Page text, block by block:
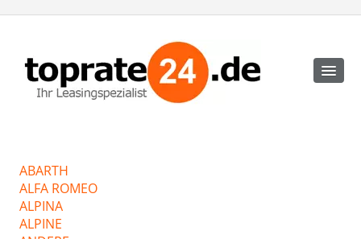
ABARTH
ALFA ROMEO
ALPINA
ALPINE